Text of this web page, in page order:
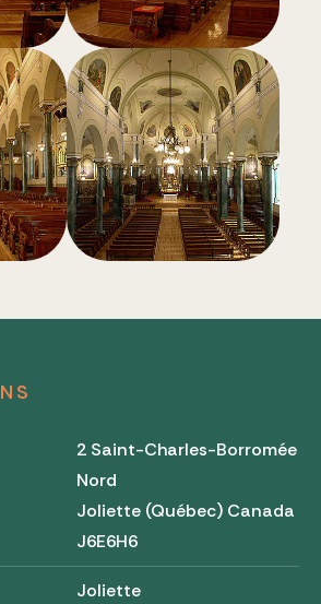
2 Saint-Charles-Borromée
Nord
Joliette (Québec) Canada
J6E6H6
Joliette